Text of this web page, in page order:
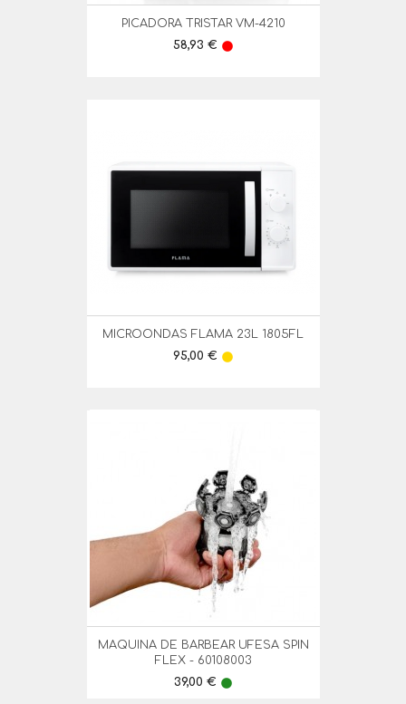
PICADORA TRISTAR VM-4210
Preço
58,93 € lens
MICROONDAS FLAMA 23L 1805FL
Preço
95,00 € lens
MAQUINA DE BARBEAR UFESA SPIN
FLEX - 60108003
Preço
39,00 € lens